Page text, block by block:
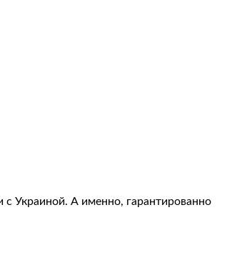
Украиной. А именно, гарантированно